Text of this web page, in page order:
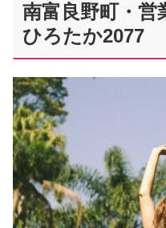
南富良野町・営
ひろたか2077